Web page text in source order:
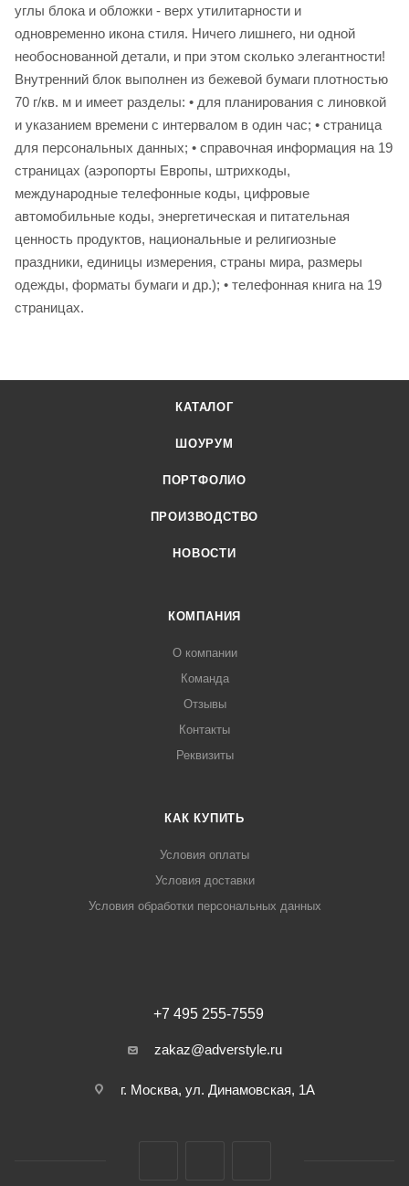
углы блока и обложки - верх утилитарности и
одновременно икона стиля. Ничего лишнего, ни одной
необоснованной детали, и при этом сколько элегантности!
Внутренний блок выполнен из бежевой бумаги плотностью
70 г/кв. м и имеет разделы: • для планирования с линовкой
и указанием времени с интервалом в один час; • страница
для персональных данных; • справочная информация на 19
страницах (аэропорты Европы, штрихкоды,
международные телефонные коды, цифровые
автомобильные коды, энергетическая и питательная
ценность продуктов, национальные и религиозные
праздники, единицы измерения, страны мира, размеры
одежды, форматы бумаги и др.); • телефонная книга на 19
страницах.
КАТАЛОГ
ШОУРУМ
ПОРТФОЛИО
ПРОИЗВОДСТВО
НОВОСТИ
КОМПАНИЯ
О компании
Команда
Отзывы
Контакты
Реквизиты
КАК КУПИТЬ
Условия оплаты
Условия доставки
Условия обработки персональных данных
+7 495 255-7559
zakaz@adverstyle.ru
г. Москва, ул. Динамовская, 1А